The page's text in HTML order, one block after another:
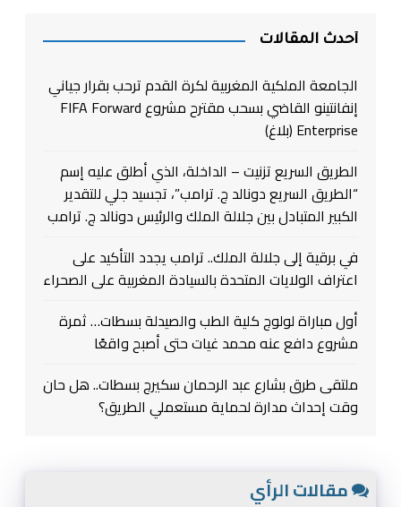
أحدث المقالات
الجامعة الملكية المغربية لكرة القدم ترحب بقرار جياني
إنفانتينو القاضي بسحب مقترح مشروع FIFA Forward
Enterprise (بلاغ)
الطريق السريع تزنيت – الداخلة، الذي أطلق عليه إسم
“الطريق السريع دونالد ج. ترامب”، تجسيد جلي للتقدير
الكبير المتبادل بين جلالة الملك والرئيس دونالد ج. ترامب
في برقية إلى جلالة الملك.. ترامب يجدد التأكيد على
اعتراف الولايات المتحدة بالسيادة المغربية على الصحراء
أول مباراة لولوج كلية الطب والصيدلة بسطات… ثمرة
مشروع دافع عنه محمد غيات حتى أصبح واقعًا
ملتقى طرق بشارع عبد الرحمان سكيرج بسطات.. هل حان
وقت إحداث مدارة لحماية مستعملي الطريق؟
مقالات الرأي